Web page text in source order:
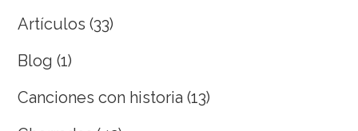
Artículos (33)
Blog (1)
Canciones con historia (13)